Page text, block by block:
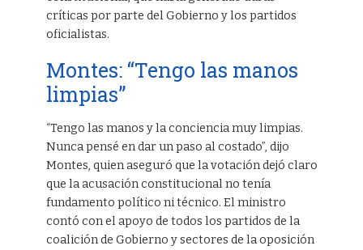
críticas por parte del Gobierno y los partidos
oficialistas.
Montes: “Tengo las manos
limpias”
“Tengo las manos y la conciencia muy limpias.
Nunca pensé en dar un paso al costado”, dijo
Montes, quien aseguró que la votación dejó claro
que la acusación constitucional no tenía
fundamento político ni técnico. El ministro
contó con el apoyo de todos los partidos de la
coalición de Gobierno y sectores de la oposición